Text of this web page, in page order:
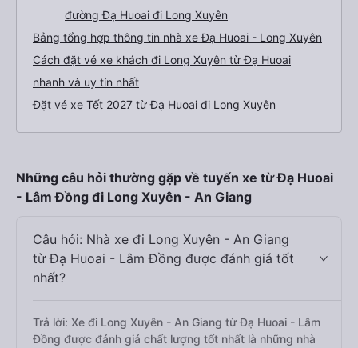
đường Đạ Huoai đi Long Xuyên
Bảng tổng hợp thông tin nhà xe Đạ Huoai - Long Xuyên
Cách đặt vé xe khách đi Long Xuyên từ Đạ Huoai
nhanh và uy tín nhất
Đặt vé xe Tết 2027 từ Đạ Huoai đi Long Xuyên
Những câu hỏi thường gặp về tuyến xe từ Đạ Huoai
- Lâm Đồng đi Long Xuyên - An Giang
Câu hỏi: Nhà xe đi Long Xuyên - An Giang
từ Đạ Huoai - Lâm Đồng được đánh giá tốt
nhất?
Trả lời: Xe đi Long Xuyên - An Giang từ Đạ Huoai - Lâm
Đồng được đánh giá chất lượng tốt nhất là những nhà